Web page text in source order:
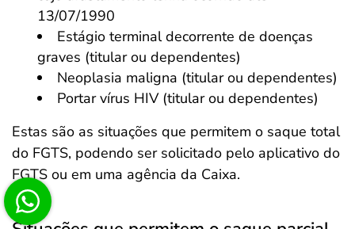
13/07/1990
Estágio terminal decorrente de doenças
graves (titular ou dependentes)
Neoplasia maligna (titular ou dependentes)
Portar vírus HIV (titular ou dependentes)
Estas são as situações que permitem o saque total
do FGTS, podendo ser solicitado pelo aplicativo do
FGTS ou em uma agência da Caixa.